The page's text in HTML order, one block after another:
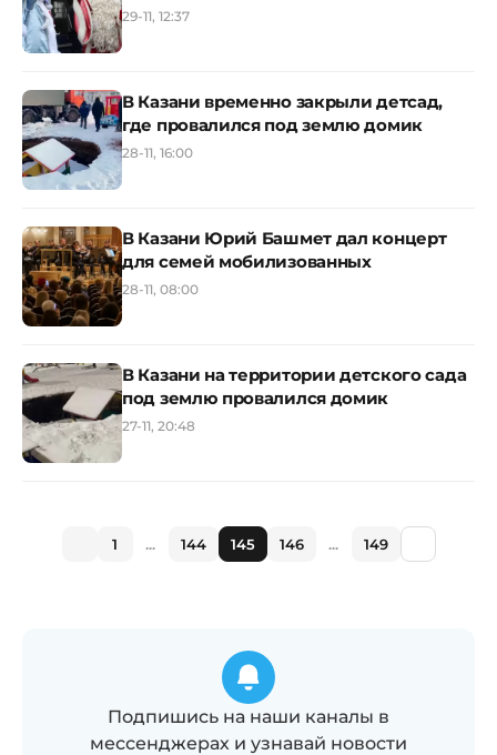
29-11, 12:37
В Казани временно закрыли детсад,
где провалился под землю домик
28-11, 16:00
В Казани Юрий Башмет дал концерт
для семей мобилизованных
28-11, 08:00
В Казани на территории детского сада
под землю провалился домик
27-11, 20:48
1 ... 144 145 146 ... 149
Подпишись на наши каналы в
мессенджерах и узнавай новости